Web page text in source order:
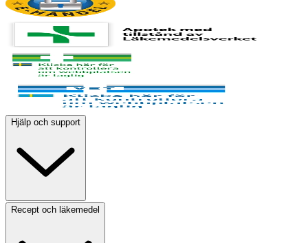
Hjälp och support
Recept och läkemedel